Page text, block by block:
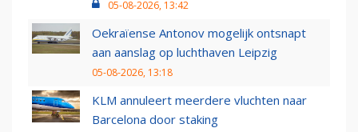
05-08-2026, 13:42
Oekraïense Antonov mogelijk ontsnapt
aan aanslag op luchthaven Leipzig
05-08-2026, 13:18
KLM annuleert meerdere vluchten naar
Barcelona door staking